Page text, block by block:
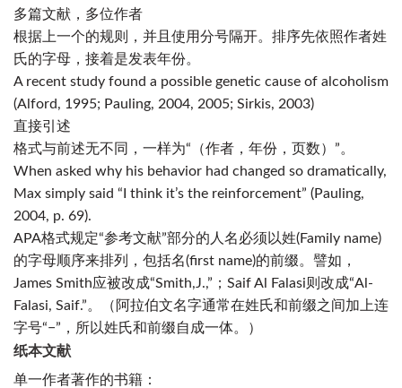
多篇文献，多位作者
根据上一个的规则，并且使用分号隔开。排序先依照作者姓
氏的字母，接着是发表年份。
A recent study found a possible genetic cause of alcoholism
(Alford, 1995; Pauling, 2004, 2005; Sirkis, 2003)
直接引述
格式与前述无不同，一样为“ （作者，年份，页数） ”。
When asked why his behavior had changed so dramatically,
Max simply said “I think it’s the reinforcement” (Pauling,
2004, p. 69).
APA格式规定“参考文献”部分的人名必须以姓(Family name)
的字母顺序来排列，包括名(first name)的前缀。譬如，
James Smith应被改成“Smith,J.,”；Saif Al Falasi则改成“Al-
Falasi, Saif.”。（ 阿拉伯文名字通常在姓氏和前缀之间加上连
字号“−”，所以姓氏和前缀自成一体。）
纸本文献
单一作者著作的书籍：